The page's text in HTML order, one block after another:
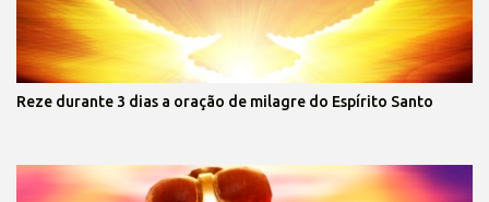
Reze durante 3 dias a oração de milagre do Espírito Santo